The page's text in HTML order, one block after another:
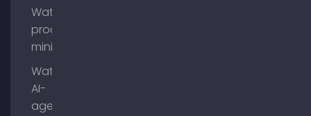
Wat is
process
mining?
Wat zijn
AI-
agenten?